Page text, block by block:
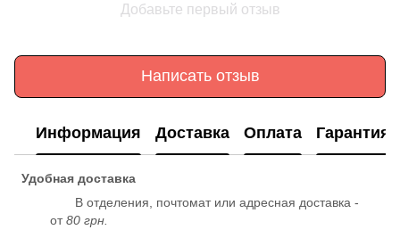
Добавьте первый отзыв
Написать отзыв
Информация Доставка Оплата Гарантия
Удобная доставка
В отделения, почтомат или адресная доставка -
от80 грн.